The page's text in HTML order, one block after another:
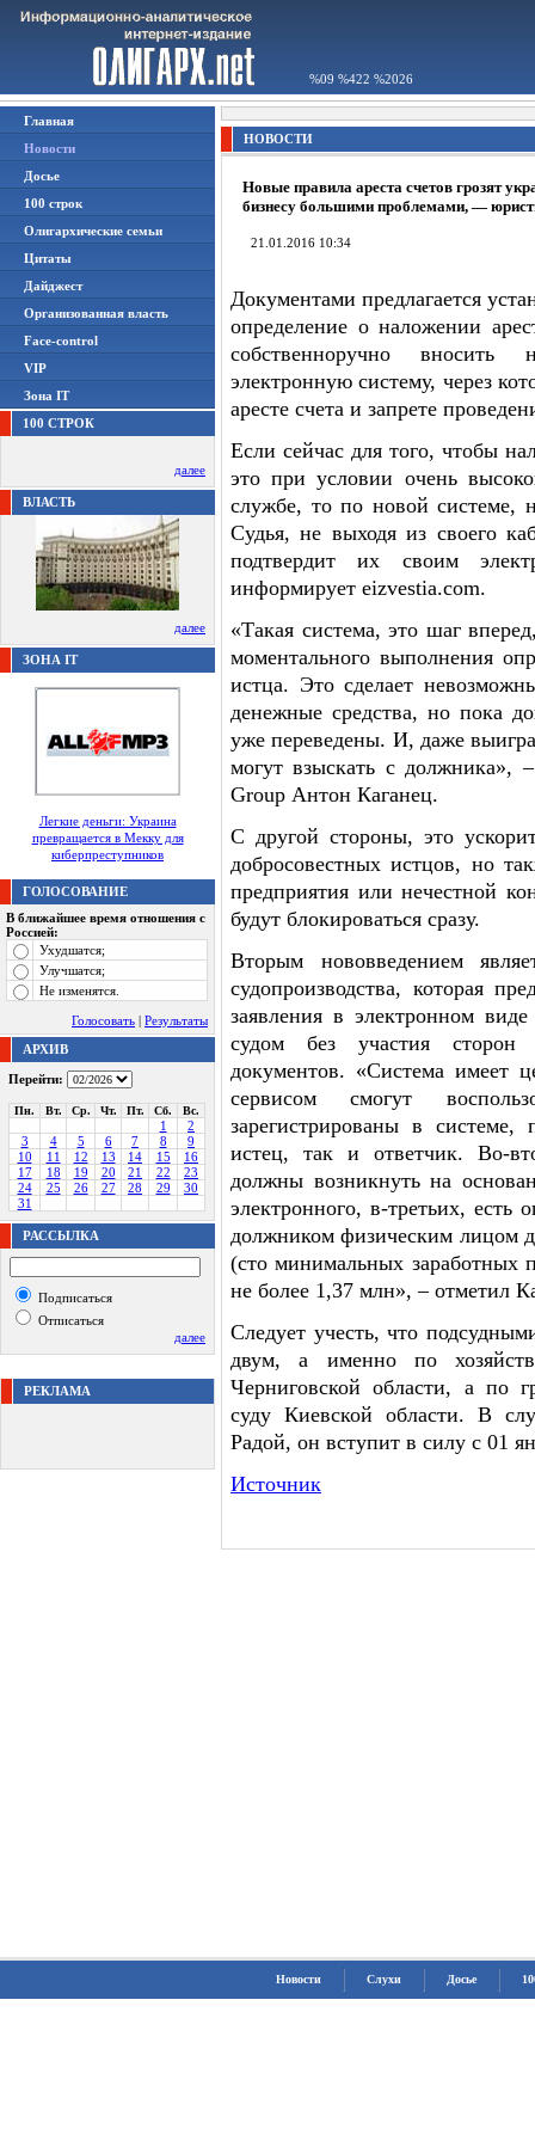
%09 %422 %2026
Главная
Новости
Досье
100 строк
Олигархические семьи
Цитаты
Дайджест
Организованная власть
Face-control
VIP
Зона IT
100 СТРОК
далее
ВЛАСТЬ
далее
ЗОНА IT
Легкие деньги: Украина
превращается в Мекку для
киберпреступников
ГОЛОСОВАНИЕ
В ближайшее время отношения с
Россией:
Ухудшатся;
Улучшатся;
Не изменятся.
Голосовать | Результаты
АРХИВ
Перейти:
Пн. Вт. Ср. Чт. Пт. Сб. Вс.
1
2
3
4 5 6 7 8
9
10
11 12 13 14 15
16
17
18 19 20 21 22
23
24
25 26 27 28 29
30
31
РАССЫЛКА
Подписаться
Отписаться
далее
РЕКЛАМА
НОВОСТИ
Новые правила ареста счетов грозят
бизнесу большими проблемами, —
21.01.2016 10:34
Документами предлагается
определение о наложении
собственноручно
электронную систему, через
аресте счета и запрете
Если сейчас для того, чтобы
это при условии очень
службе, то по новой системе,
Судья, не выходя из своего
подтвердит их своим
информирует еizvestia.com.
«Такая система, это шаг
моментального выполнения
истца. Это сделает
денежные средства, но пока
уже переведены. И, даже
могут взыскать с
Group Антон Каганец.
С другой стороны, это
добросовестных истцов, но
предприятия или нечестной
будут блокироваться сразу.
Вторым нововведением
судопроизводства, которая
заявления в электронном виде
судом без участия сторон
документов. «Система имеет
сервисом смогут
зарегистрированы в системе,
истец, так и ответчик. Во-
должны возникнуть на
электронного, в-третьих,
должником физическим лицом
(сто минимальных заработных
не более 1,37 млн», – отметил
Следует учесть, что
двум, а именно по
Черниговской области, а по
суду Киевской области. В
Радой, он вступит в силу с 01
Источник
Новости Слухи Досье